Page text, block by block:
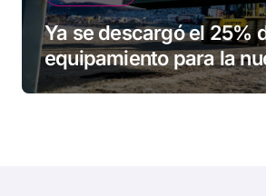
Ya se descargó el 25%
equipamiento para la
de Ushuaia